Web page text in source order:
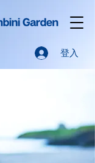
登入